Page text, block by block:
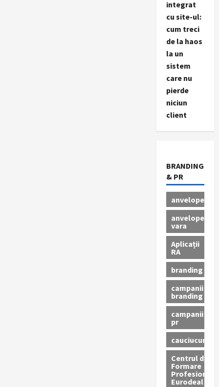
integrat
cu site-ul:
cum treci
de la haos
la un
sistem
care nu
pierde
niciun
client
BRANDING
& PR
anvelope
anvelope
vara
Aplicații
RA
branding
campanii
branding
campanii
pr
cauciucuri
Centrul de
Formare
Profesionala
Eurodeal